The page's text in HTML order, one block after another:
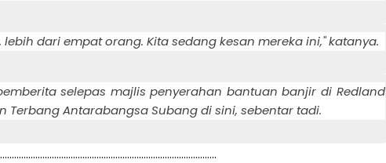
dari empat orang. Kita sedang kesan mereka ini," katanya.
selepas majlis penyerahan bantuan banjir di Redland
Terbang Antarabangsa Subang di sini, sebentar tadi.